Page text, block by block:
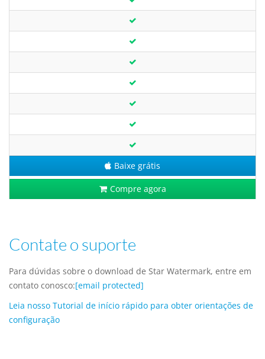
Baixe grátis
Compre agora
Contate o suporte
Para dúvidas sobre o download de Star Watermark, entre em
contato conosco:[email protected]
Leia nosso Tutorial de início rápido para obter orientações de
configuração